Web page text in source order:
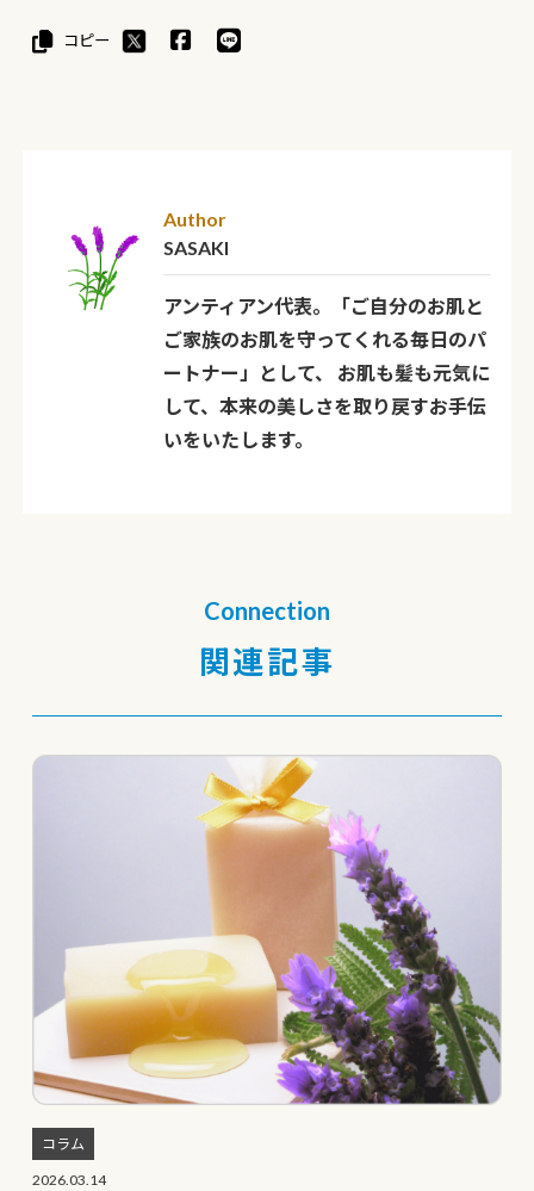
コピー
Author
SASAKI
アンティアン代表。「ご自分のお肌と
ご家族のお肌を守ってくれる毎日のパ
ートナー」として、 お肌も髪も元気に
して、本来の美しさを取り戻すお手伝
いをいたします。
Connection
関連記事
コラム
2026.03.14